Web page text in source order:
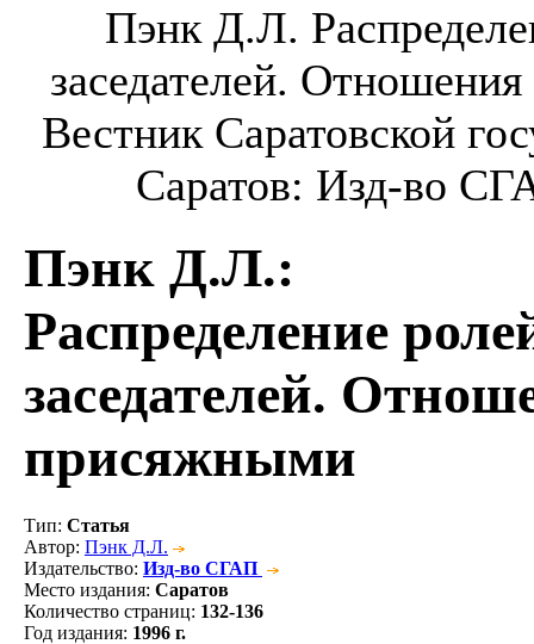
Пэнк Д.Л.
заседателей.
Вестник Саратовской
Саратов: Изд-во
Пэнк Д.Л.:
Распределение
заседателей.
присяжными
Тип: Статья
Автор: Пэнк Д.Л.
Издательство: Изд-во СГАП
Место издания: Саратов
Количество страниц: 132-136
Год издания: 1996 г.